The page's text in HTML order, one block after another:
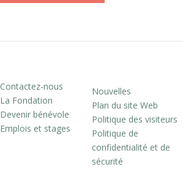
Contactez-nous
La Fondation
Devenir bénévole
Emplois et stages
Nouvelles
Plan du site Web
Politique des visiteurs
Politique de
confidentialité et de
sécurité